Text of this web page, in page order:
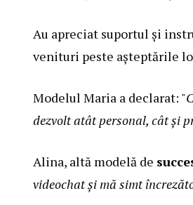
Au apreciat suportul și
venituri peste așteptările
Modelul Maria a declarat: "
dezvolt atât personal, cât și
Alina, altă modelă de
videochat și mă simt